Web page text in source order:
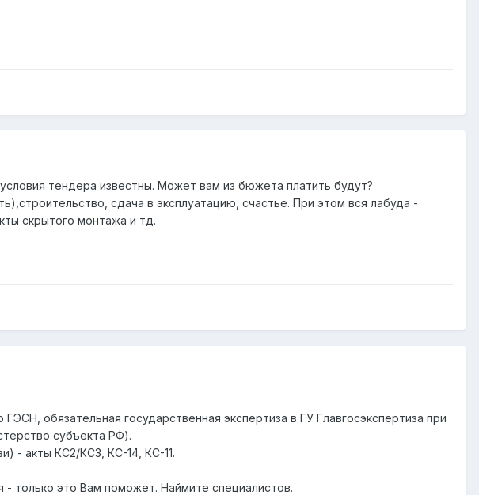
тендера известны. Может вам из бюжета платить будут?
сдача в эксплуатацию, счастье. При этом вся лабуда -
скрытого монтажа и тд.
обязательная государственная экспертиза в ГУ Главгосэкспертиза при
субъекта РФ).
- акты КС2/КС3, КС-14, КС-11.
только это Вам поможет. Наймите специалистов.